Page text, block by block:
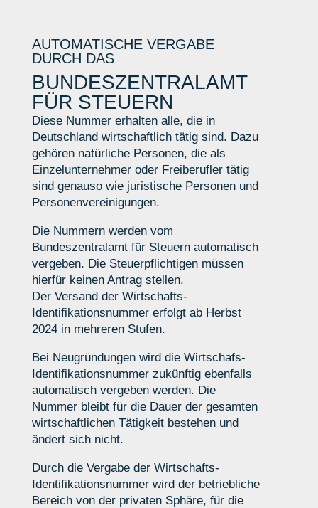
AUTOMATISCHE VERGABE
DURCH DAS
BUNDESZENTRALAMT
FÜR STEUERN
Diese Nummer erhalten alle, die in
Deutschland wirtschaftlich tätig sind. Dazu
gehören natürliche Personen, die als
Einzelunternehmer oder Freiberufler tätig
sind genauso wie juristische Personen und
Personenvereinigungen.
Die Nummern werden vom
Bundeszentralamt für Steuern automatisch
vergeben. Die Steuerpflichtigen müssen
hierfür keinen Antrag stellen.
Der Versand der Wirtschafts-
Identifikationsnummer erfolgt ab Herbst
2024 in mehreren Stufen.
Bei Neugründungen wird die Wirtschafs-
Identifikationsnummer zukünftig ebenfalls
automatisch vergeben werden. Die
Nummer bleibt für die Dauer der gesamten
wirtschaftlichen Tätigkeit bestehen und
ändert sich nicht.
Durch die Vergabe der Wirtschafts-
Identifikationsnummer wird der betriebliche
Bereich von der privaten Sphäre, für die